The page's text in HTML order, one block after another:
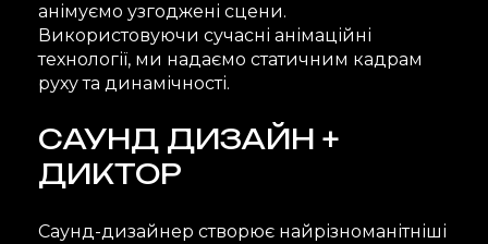
анімуємо узгоджені сцени.
Використовуючи сучасні анімаційні
технології, ми надаємо статичним кадрам
руху та динамічності.
САУНД ДИЗАЙН +
ДИКТОР
Саунд-дизайнер створює найрізноманітніші